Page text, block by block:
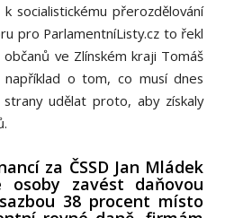
socialistickému přerozdělování
pro ParlamentníListy.cz to řekl
ve Zlínském kraji Tomáš
například o tom, co musí dnes
udělat proto, aby získaly
za ČSSD Jan Mládek
osoby zavést daňovou
38 procent místo